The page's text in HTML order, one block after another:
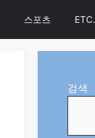
스포츠 ETC.
검색